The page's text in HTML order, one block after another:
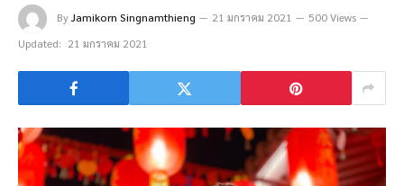
ByJamikorn Singnamthieng 21 มกราคม 2021
500 Views
Updated: 21 มกราคม 2021